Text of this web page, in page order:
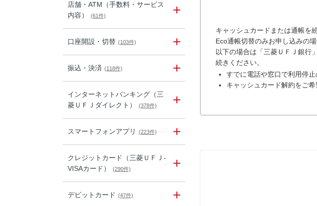
店舗・ATM（手数料・サービス
内容）
(61件)
口座開設・切替 (103件)
振込・決済 (118件)
インターネットバンキング（三
菱ＵＦＪダイレクト）
(378件)
スマートフォンアプリ (223件)
クレジットカード（三菱ＵＦＪ-
VISAカード）
(290件)
デビットカード (47件)
キャッシュカードまたは通帳を
Eco通帳切替のみお申し込みの
以下の場合は「三菱ＵＦＪ銀行
続きください。
すでに電話や窓口で利用停
キャッシュカード解約をご